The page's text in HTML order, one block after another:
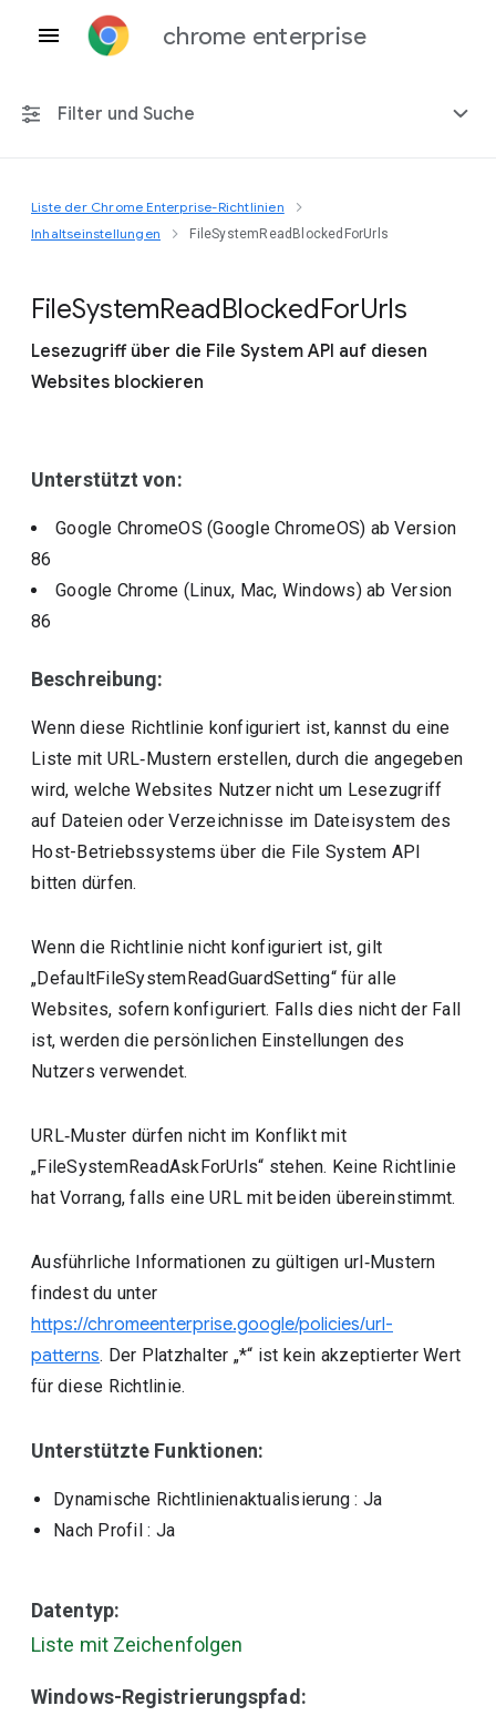
chrome enterprise
Filter und Suche
Alle Plattformen
Einschließlich eingestellter Richtlinien
Liste der Chrome Enterprise-Richtlinien
Inhaltseinstellungen
FileSystemReadBlockedForUrls
FileSystemReadBlockedForUrls
Lesezugriff über die File System API auf diesen
Websites blockieren
Unterstützt von:
Google ChromeOS (Google ChromeOS) ab Version
86
Google Chrome (Linux, Mac, Windows)ab Version
86
Beschreibung:
Wenn diese Richtlinie konfiguriert ist, kannst du eine
Liste mit URL‑Mustern erstellen, durch die angegeben
wird, welche Websites Nutzer nicht um Lesezugriff
auf Dateien oder Verzeichnisse im Dateisystem des
Host-Betriebssystems über die File System API
bitten dürfen.
Wenn die Richtlinie nicht konfiguriert ist, gilt
„DefaultFileSystemReadGuardSetting“ für alle
Websites, sofern konfiguriert. Falls dies nicht der Fall
ist, werden die persönlichen Einstellungen des
Nutzers verwendet.
URL‑Muster dürfen nicht im Konflikt mit
„FileSystemReadAskForUrls“ stehen. Keine Richtlinie
hat Vorrang, falls eine URL mit beiden übereinstimmt.
Ausführliche Informationen zu gültigen url‑Mustern
findest du unter
https://chromeenterprise.google/policies/url-
patterns. Der Platzhalter „*“ ist kein akzeptierter Wert
für diese Richtlinie.
Unterstützte Funktionen:
Dynamische Richtlinienaktualisierung : Ja
Nach Profil : Ja
Datentyp:
Liste mit Zeichenfolgen
Windows-Registrierungspfad: